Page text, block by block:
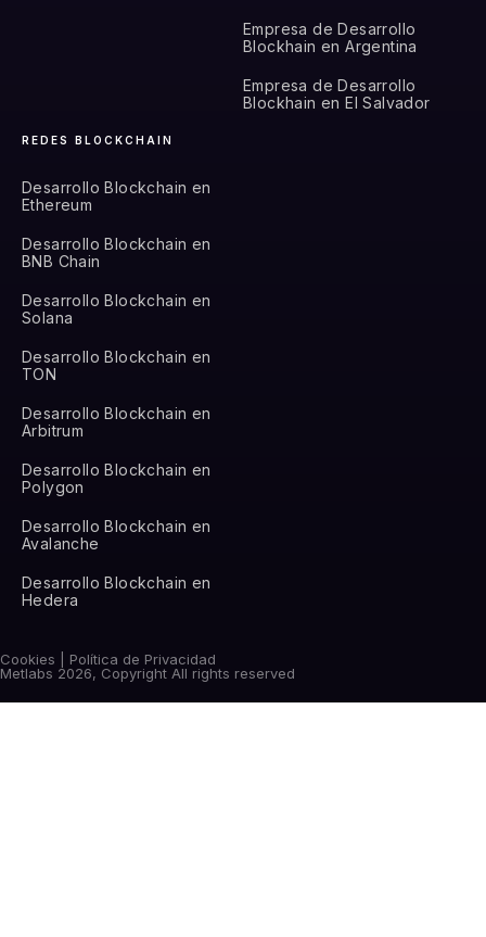
Empresa de Desarrollo
Blockhain en Argentina
Empresa de Desarrollo
Blockhain en El Salvador
REDES BLOCKCHAIN
Desarrollo Blockchain en
Ethereum
Desarrollo Blockchain en
BNB Chain
Desarrollo Blockchain en
Solana
Desarrollo Blockchain en
TON
Desarrollo Blockchain en
Arbitrum
Desarrollo Blockchain en
Polygon
Desarrollo Blockchain en
Avalanche
Desarrollo Blockchain en
Hedera
Cookies | Política de Privacidad
Metlabs 2026, Copyright All rights reserved